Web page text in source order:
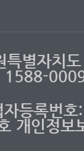
특별자치
1588-
자등록번
개인정보